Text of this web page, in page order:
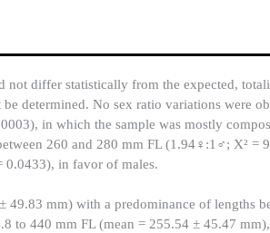
not differ statistically from the expected,
determined. No sex ratio variations were
in which the sample was mostly
260 and 280 mm FL (1.94♀:1♂; X²
0.0433), in favor of males.
mm) with a predominance of lengths
to 440 mm FL (mean = 255.54 ± 45.47